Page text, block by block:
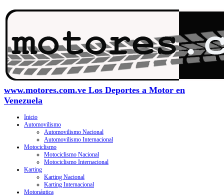
www.motores.com.ve Los Deportes a Motor en
Venezuela
Inicio
Automovilismo
Automovilismo Nacional
Automovilismo Internacional
Motociclismo
Motociclismo Nacional
Motociclismo Internacional
Karting
Karting Nacional
Karting Internacional
Motonáutica